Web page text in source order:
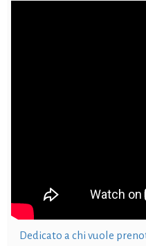
Dedicato a chi vuole